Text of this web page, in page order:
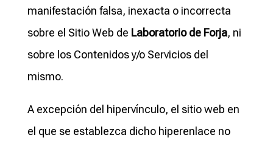
manifestación falsa, inexacta o incorrecta
sobre el Sitio Web de Laboratorio de Forja, ni
sobre los Contenidos y/o Servicios del
mismo.
A excepción del hipervínculo, el sitio web en
el que se establezca dicho hiperenlace no